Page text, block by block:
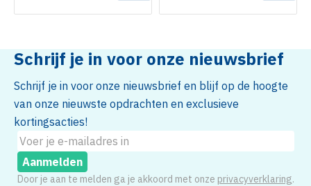
Schrijf je in voor onze nieuwsbrief
Schrijf je in voor onze nieuwsbrief en blijf op de hoogte
van onze nieuwste opdrachten en exclusieve
kortingsacties!
Aanmelden
Door je aan te melden ga je akkoord met onze privacyverklaring.